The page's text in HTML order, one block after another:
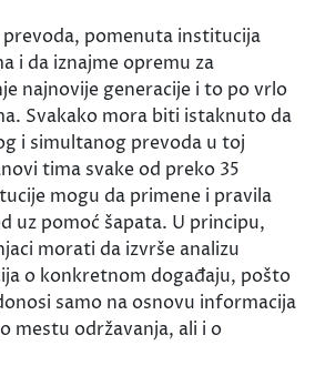
prevoda, pomenuta institucija
i da iznajme opremu za
najnovije generacije i to po vrlo
Svakako mora biti istaknuto da
i simultanog prevoda u toj
tima svake od preko 35
mogu da primene i pravila
uz pomoć šapata. U principu,
morati da izvrše analizu
o konkretnom događaju, pošto
samo na osnovu informacija
mestu održavanja, ali i o